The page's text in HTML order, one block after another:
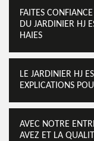
FAITES
DU JARDINIER HJ
HAIES
LE JARDINIER HJ
EXPLICATIONS
AVEC NOTRE
AVEZ ET LA